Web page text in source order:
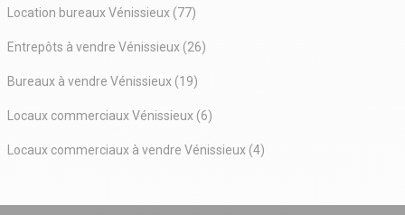
Mathilde LOPEZ - Responsable Marketing
Clara NARDONE - Chargée de communication
Location bureaux Vénissieux (77)
Entrepôts à vendre Vénissieux (26)
Bureaux à vendre Vénissieux (19)
Locaux commerciaux Vénissieux (6)
Locaux commerciaux à vendre Vénissieux (4)